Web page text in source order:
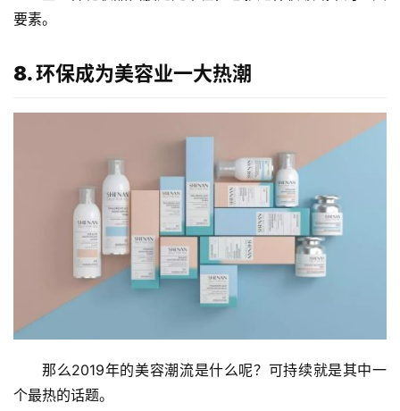
要素。
8. 环保成为美容业一大热潮
那么2019年的美容潮流是什么呢？可持续就是其中一
个最热的话题。